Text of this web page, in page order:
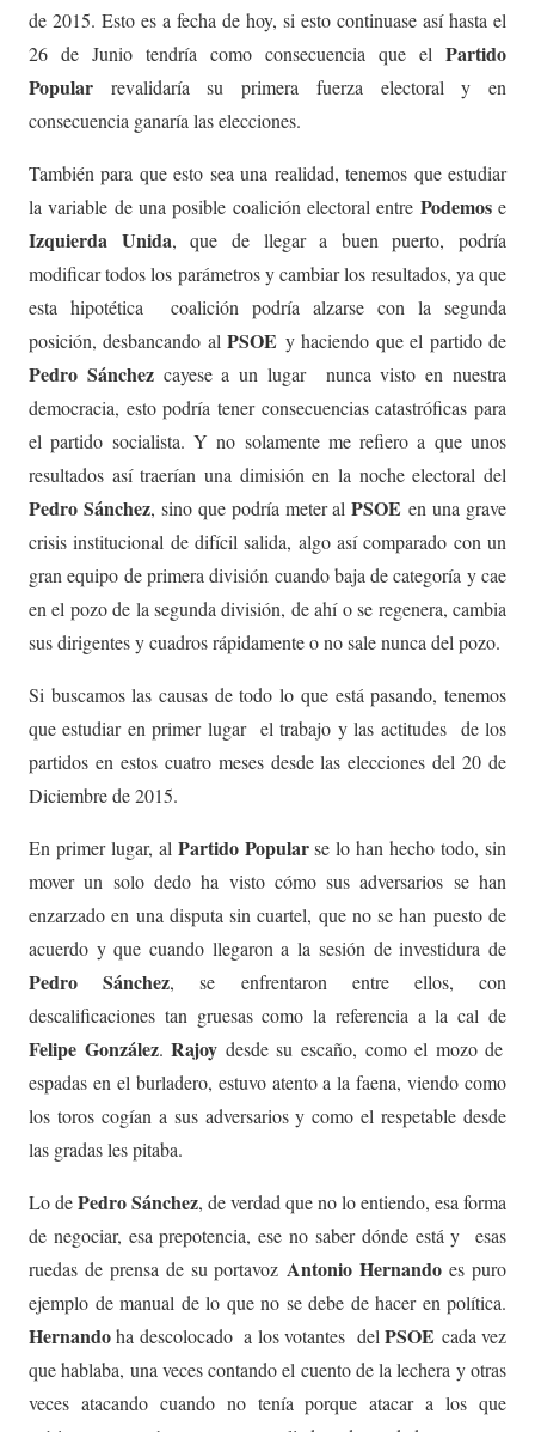
de 2015. Esto es a fecha de hoy, si esto continuase así hasta el
26 de Junio tendría como consecuencia que el Partido
Popular revalidaría su primera fuerza electoral y en
consecuencia ganaría las elecciones.
También para que esto sea una realidad, tenemos que estudiar
la variable de una posible coalición electoral entre Podemose
Izquierda Unida, que de llegar a buen puerto, podría
modificar todos los parámetros y cambiar los resultados, ya que
esta hipotética coalición podría alzarse con la segunda
posición, desbancando alPSOE y haciendo que el partido de
Pedro Sánchezcayese a un lugar nunca visto en nuestra
democracia, esto podría tener consecuencias catastróficas para
el partido socialista. Y no solamente me refiero a que unos
resultados así traerían una dimisión en la noche electoral del
Pedro Sánchez, sino que podría meter alPSOEen una grave
crisis institucional de difícil salida, algo así comparado con un
gran equipo de primera división cuando baja de categoría y cae
en el pozo de la segunda división, de ahí o se regenera, cambia
sus dirigentes y cuadros rápidamente o no sale nunca del pozo.
Si buscamos las causas de todo lo que está pasando, tenemos
que estudiar en primer lugar el trabajo y las actitudes de los
partidos en estos cuatro meses desde las elecciones del 20 de
Diciembre de 2015.
En primer lugar, al Partido Popularse lo han hecho todo, sin
mover un solo dedo ha visto cómo sus adversarios se han
enzarzado en una disputa sin cuartel, que no se han puesto de
acuerdo y que cuando llegaron a la sesión de investidura de
Pedro Sánchez, se enfrentaron entre ellos, con
descalificaciones tan gruesas como la referencia a la cal de
Felipe González.Rajoy desde su escaño, como el mozo de
espadas en el burladero, estuvo atento a la faena, viendo como
los toros cogían a sus adversarios y como el respetable desde
las gradas les pitaba.
Lo dePedro Sánchez, de verdad que no lo entiendo, esa forma
de negociar, esa prepotencia, ese no saber dónde está y esas
ruedas de prensa de su portavoz Antonio Hernando es puro
ejemplo de manual de lo que no se debe de hacer en política.
Hernandoha descolocado a los votantes delPSOE cada vez
que hablaba, una veces contando el cuento de la lechera y otras
veces atacando cuando no tenía porque atacar a los que